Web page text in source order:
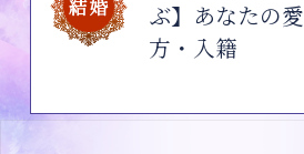
ぶ】あなたの
方・入籍